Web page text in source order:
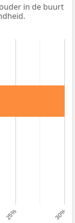
in de buurt
25% 30%